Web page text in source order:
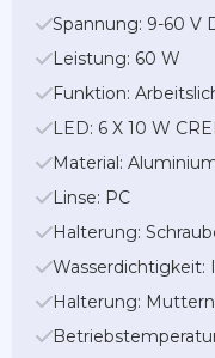
Spannung: 9-60 V
Leistung: 60 W
Funktion:
LED: 6 X 10 W
Material:
Linse: PC
Halterung:
Wasserdichtigkeit:
Halterung: